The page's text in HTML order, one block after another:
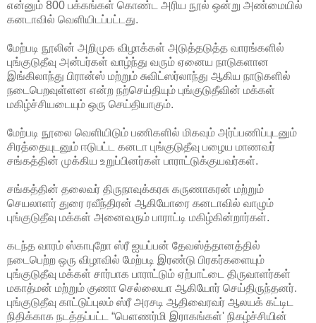
என்னும் 800 பக்கங்கள் கொண்ட அரிய நூல் ஒன்று அண்மையில்
கனடாவில் வெளியிடப்பட்டது.
மேற்படி நூலின் அறிமுக விழாக்கள் அடுத்தடுத்த வாரங்களில்
புங்குடுதீவு அன்பர்கள் வாழ்ந்து வரும் ஏனைய நாடுகளான
இங்கிலாந்து பிரான்ஸ் மற்றும் சுவிட்ஸர்லாந்து ஆகிய நாடுகளில்
நடைபெறவுள்ளன என்ற நற்செய்தியும் புங்குடுதீவின் மக்கள்
மகிழ்ச்சியடையும் ஒரு செய்தியாகும்.
மேற்படி நூலை வெளியிடும் பணிகளில் மிகவும் அர்ப்பணிப்புடனும்
சிரத்தையுடனும் ஈடுபட்ட கனடா புங்குடுதீவு பழைய மாணவர்
சங்கத்தின் முக்கிய உறுப்பினர்கள் பாராட்டுக்குயவர்கள்.
சங்கத்தின் தலைவர் திருநாவுக்கரசு கருணாகரன் மற்றும்
செயலாளர் துரை ரவீந்திரன் ஆகியோரை கனடாவில் வாழும்
புங்குடுதீவு மக்கள் அனைவரும் பாராட்டி மகிழ்கின்றார்கள்.
கடந்த வாரம் ஸ்காபுறோ ஸ்ரீ ஐயப்பன் தேவஸ்த்தானத்தில்
நடைபெற்ற ஒரு விழாவில் மேற்படி இரண்டு பிரகர்களையும்
புங்குடுதீவு மக்கள் சார்பாக பாராட்டும் ஏற்பாட்டை திருவாளர்கள்
மகாத்மன் மற்றும் குணா செல்லையா ஆகியோர் செய்திருந்தனர்.
புங்குடுதீவு காட்டுப்புலம் ஸ்ரீ அரசடி ஆதிவைரவர் ஆலயக் கட்டிட
நிதிக்காக நடத்தப்பட்ட “பௌணர்மி இராகங்கள்' நிகழ்ச்சியின்